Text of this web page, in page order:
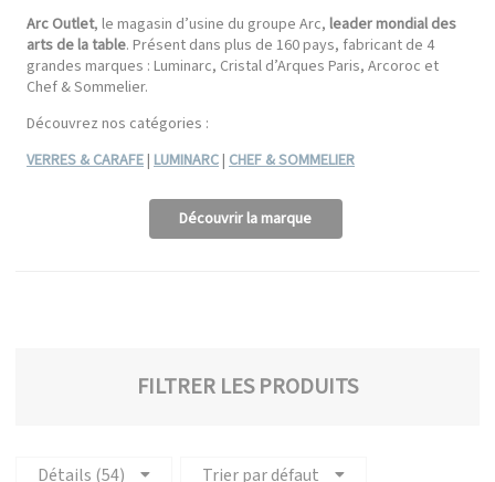
Arc Outlet, le magasin d’usine du groupe Arc, leader mondial des
arts de la table. Présent dans plus de 160 pays, fabricant de 4
grandes marques : Luminarc, Cristal d’Arques Paris, Arcoroc et
Chef & Sommelier.
Découvrez nos catégories :
VERRES & CARAFE| LUMINARC| CHEF & SOMMELIER
Découvrir la marque
FILTRER LES PRODUITS
Détails (54) Trier par défaut